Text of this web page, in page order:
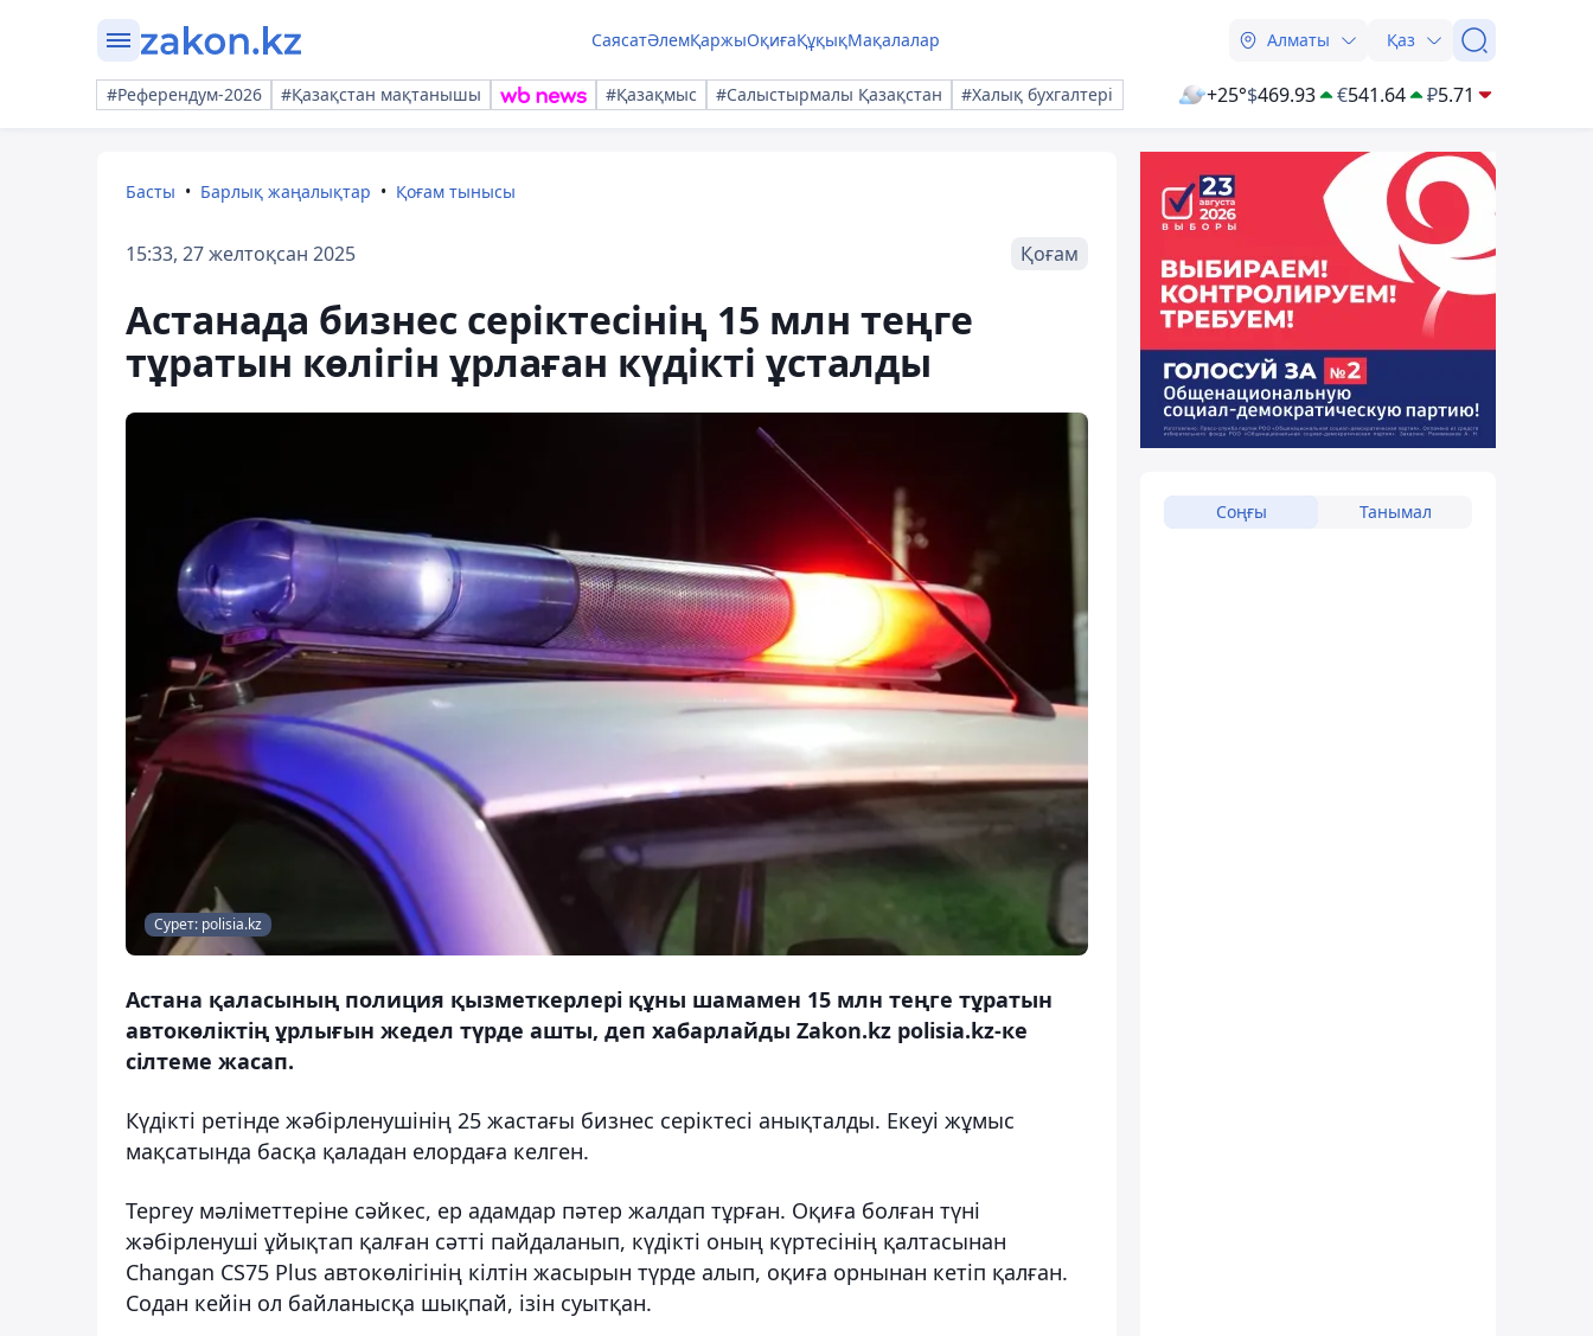
СаясатӘлемҚаржыОқиғаҚұқықМақалалар Алматы Қаз
#Референдум-2026 #Қазақстан мақтанышы #Қазақмыс #Салыстырмалы Қазақстан #Халық бухгалтері +25°$469.93 €541.64 ₽5.71
Басты Барлық жаңалықтар Қоғам тынысы
15:33, 27 желтоқсан 2025 Қоғам
Астанада бизнес серіктесінің 15 млн теңге
тұратын көлігін ұрлаған күдікті ұсталды
Сурет: polisia.kz
Астана қаласының полиция қызметкерлері құны шамамен 15 млн теңге тұратын
автокөліктің ұрлығын жедел түрде ашты, деп хабарлайды Zakon.kz polisia.kz-ке
сілтеме жасап.
Күдікті ретінде жәбірленушінің 25 жастағы бизнес серіктесі анықталды. Екеуі жұмыс
мақсатында басқа қаладан елордаға келген.
Тергеу мәліметтеріне сәйкес, ер адамдар пәтер жалдап тұрған. Оқиға болған түні
жәбірленуші ұйықтап қалған сәтті пайдаланып, күдікті оның күртесінің қалтасынан
Changan CS75 Plus автокөлігінің кілтін жасырын түрде алып, оқиға орнынан кетіп қалған.
Содан кейін ол байланысқа шықпай, ізін суытқан.
Соңғы Танымал